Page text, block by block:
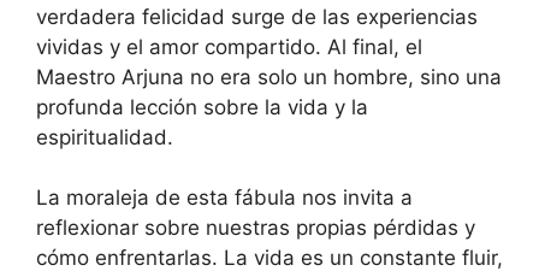
verdadera felicidad surge de las experiencias
vividas y el amor compartido. Al final, el
Maestro Arjuna no era solo un hombre, sino una
profunda lección sobre la vida y la
espiritualidad.
La moraleja de esta fábula nos invita a
reflexionar sobre nuestras propias pérdidas y
cómo enfrentarlas. La vida es un constante fluir,